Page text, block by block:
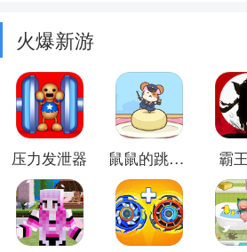
火爆新游
压力发泄器 鼠鼠的跳跃冒险 霸